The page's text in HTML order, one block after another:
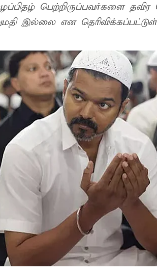
பெற்றிருப்பவர்களை தவிர
இல்லை என